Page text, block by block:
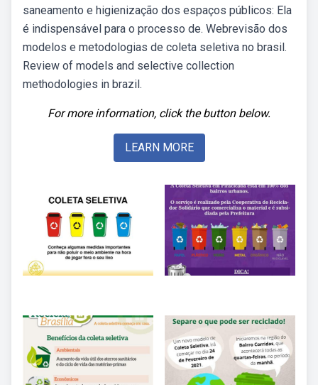
saneamento e higienização dos espaços públicos: Ela
é indispensável para o processo de. Webrevisão dos
modelos e metodologias de coleta seletiva no brasil.
Review of models and selective collection
methodologies in brazil.
For more information, click the button below.
LEARN MORE